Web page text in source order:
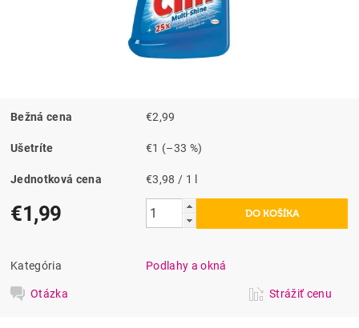
Bežná cena €2,99
Ušetríte €1 (–33 %)
Jednotková cena €3,98 / 1 l
€1,99
Kategória Podlahy a okná
Otázka Strážiť cenu